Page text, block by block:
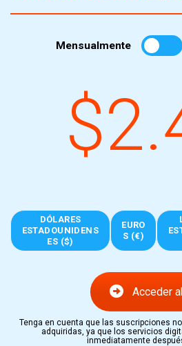
Mensualmente
DÓLARES
ESTADOUNIDENS
ES ($)
EURO
S (€)
Acceder
Tenga en cuenta que las suscripciones
adquiridas, ya que los servicios
inmediatamente